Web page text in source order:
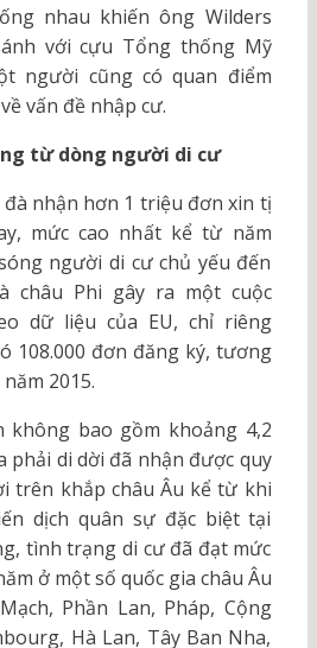
nhau khiến ông Wilders
với cựu Tổng thống Mỹ
người cũng có quan điểm
vấn đề nhập cư.
từ dòng người di cư
nhận hơn 1 triệu đơn xin tị
mức cao nhất kể từ năm
người di cư chủ yếu đến
châu Phi gây ra một cuộc
dữ liệu của EU, chỉ riêng
108.000 đơn đăng ký, tương
2015.
không bao gồm khoảng 4,2
di dời đã nhận được quy
trên khắp châu Âu kể từ khi
dịch quân sự đặc biệt tại
tình trạng di cư đã đạt mức
ở một số quốc gia châu Âu
Phần Lan, Pháp, Cộng
Hà Lan, Tây Ban Nha,